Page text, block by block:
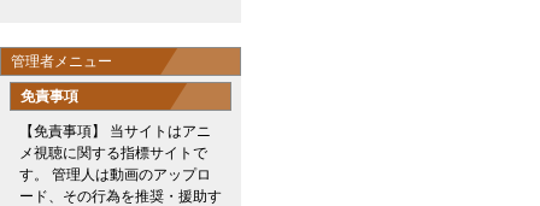
管理者メニュー
免責事項
【免責事項】 当サイトはアニ
メ視聴に関する指標サイトで
す。 管理人は動画のアップロ
ード、その行為を推奨・援助す